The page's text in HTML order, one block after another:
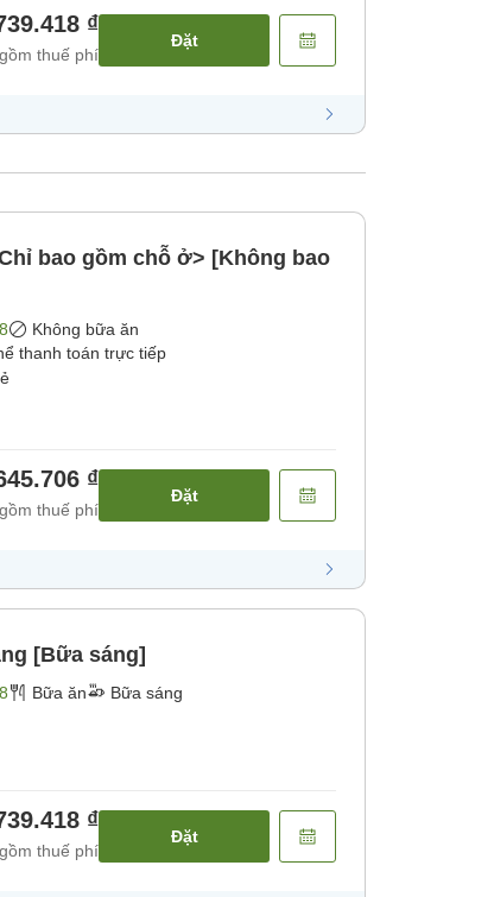
₫
thuế phí
Đặt
bao gồm chỗ ở> [Không bao
Không bữa ăn
thanh toán trực tiếp
₫
thuế phí
Đặt
[Bữa sáng]
Bữa ăn Bữa sáng
₫
thuế phí
Đặt